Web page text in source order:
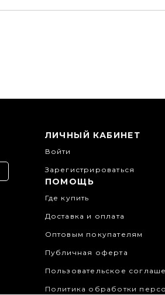
ЛИЧНЫЙ КАБИНЕТ
Войти
Зарегистрироваться
ПОМОЩЬ
Где купить
Доставка и оплата
Оптовым покупателям
Публичная оферта
Пользовательское
Политика обработки